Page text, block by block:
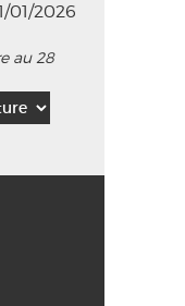
01/2026
au 28